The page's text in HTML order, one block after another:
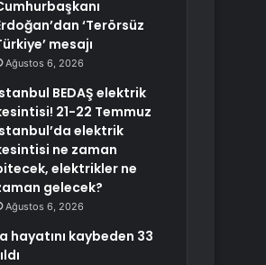
‘Terörsüz
mesajı
Ağustos 6, 2026
BEDAŞ elektrik
21-22 Temmuz
elektrik
ne zaman
elektrikler ne
gelecek?
Ağustos 6, 2026
hayatını kaybeden 33